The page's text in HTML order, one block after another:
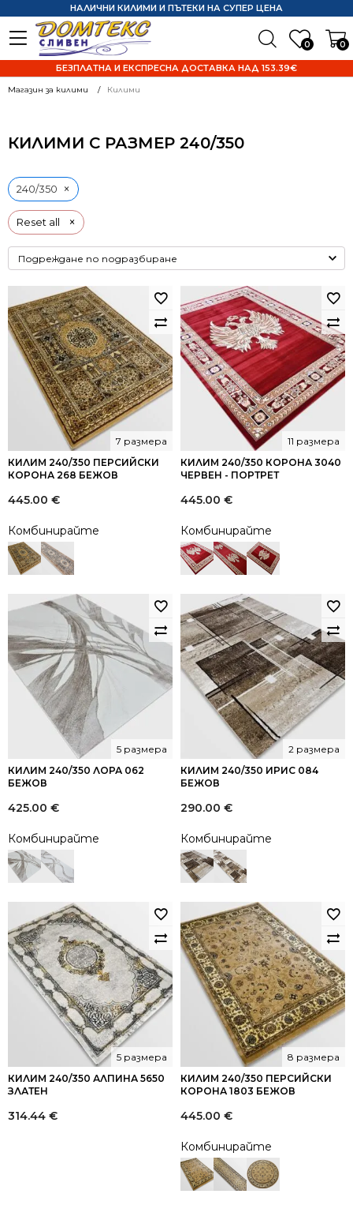
0 0
НАЛИЧНИ КИЛИМИ И ПЪТЕКИ НА СУПЕР ЦЕНА
БЕЗПЛАТНА И ЕКСПРЕСНА ДОСТАВКА НАД 153.39€
Магазин за килими Килими
КИЛИМИ С РАЗМЕР 240/350
Reset all ×
240/350 ×
КИЛИМ 240/350 ПЕРСИЙСКИ
КОРОНА 268 БЕЖОВ
7 размера
445.00 €
Комбинирайте
КИЛИМ 240/350 КОРОНА 3040
ЧЕРВЕН - ПОРТРЕТ
11 размера
445.00 €
Комбинирайте
КИЛИМ 240/350 ЛОРА 062
БЕЖОВ
5 размера
425.00 €
Комбинирайте
КИЛИМ 240/350 ИРИС 084
БЕЖОВ
2 размера
290.00 €
Комбинирайте
КИЛИМ 240/350 АЛПИНА 5650
ЗЛАТЕН
5 размера
314.44 €
КИЛИМ 240/350 ПЕРСИЙСКИ
КОРОНА 1803 БЕЖОВ
8 размера
445.00 €
Комбинирайте